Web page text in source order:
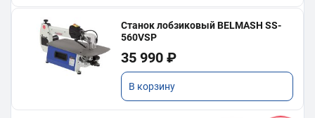
Станок лобзиковый BELMASH SS-
560VSP
35 990 ₽
В корзину